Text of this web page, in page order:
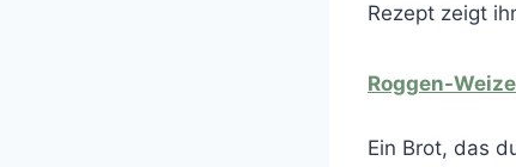
Rezept zeigt
Roggen-
Ein Brot, das